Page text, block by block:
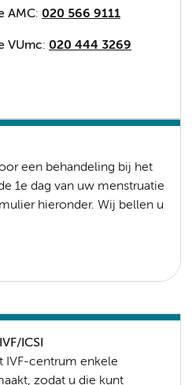
AMC: 020 566 9111
VUmc: 020 444 3269
een behandeling bij het
1e dag van uw menstruatie
hieronder. Wij bellen u
ICSI
IVF-centrum enkele
zodat u die kunt